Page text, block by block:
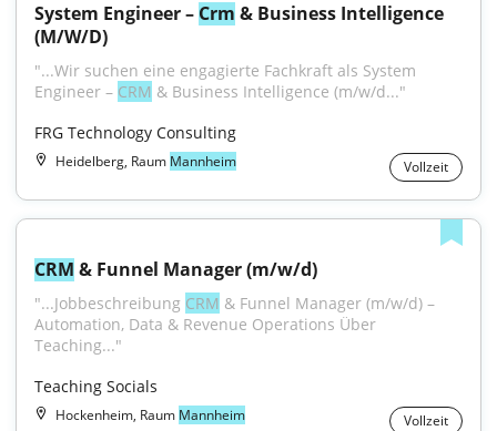
System Engineer – Crm & Business Intelligence
(M/W/D)
"...Wir suchen eine engagierte Fachkraft als System
Engineer – CRM & Business Intelligence (m/w/d..."
FRG Technology Consulting
Heidelberg, Raum Mannheim Vollzeit
CRM & Funnel Manager (m/w/d)
"...Jobbeschreibung CRM & Funnel Manager (m/w/d) –
Automation, Data & Revenue Operations Über
Teaching..."
Teaching Socials
Hockenheim, Raum Mannheim Vollzeit